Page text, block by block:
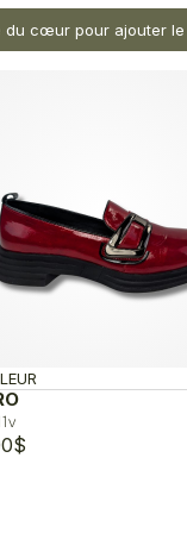
du cœur pour ajouter
$